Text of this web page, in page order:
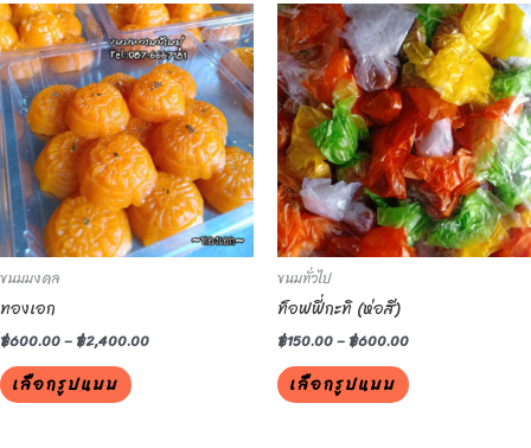
ขนมมงคล
ทองเอก
฿600.00–฿2,400.00
เลือกรูปแบบ
This
product
has
multiple
variants.
The
options
may
be
the
product
page
ขนมทั่วไป
ท็อฟฟี่กะทิ (ห่อสี)
฿150.00–฿600.00
เลือกรูปแบบ
This
product
has
multiple
variants.
The
options
may
be
the
product
page